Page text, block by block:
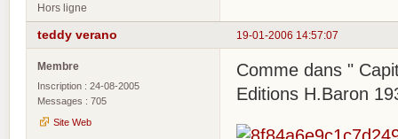
Hors ligne
19-01-2006 14:57:07
teddy verano
Membre
Inscription : 24-08-2005
Messages : 705
Site Web
Comme dans "
Editions H.Baron